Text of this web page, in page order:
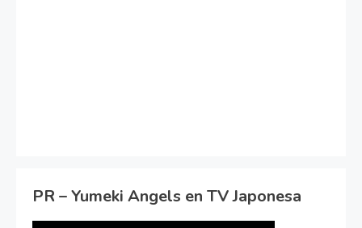
PR – Yumeki Angels en TV Japonesa